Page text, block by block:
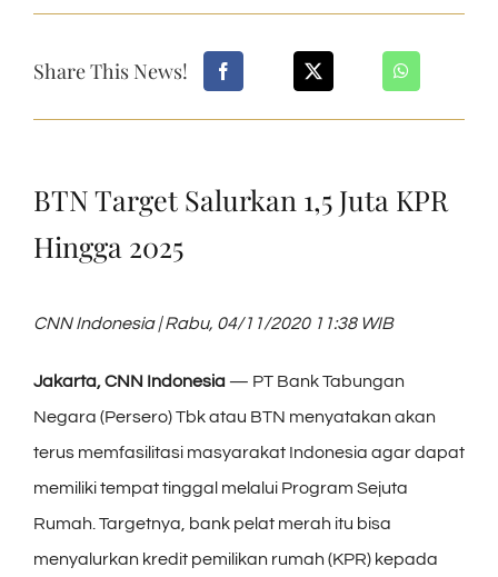
Share This News!
BTN Target Salurkan 1,5 Juta KPR
Hingga 2025
CNN Indonesia | Rabu, 04/11/2020 11:38 WIB
Jakarta, CNN Indonesia— PT Bank Tabungan
Negara (Persero) Tbk atau BTN menyatakan akan
terus memfasilitasi masyarakat Indonesia agar dapat
memiliki tempat tinggal melalui Program Sejuta
Rumah. Targetnya, bank pelat merah itu bisa
menyalurkan kredit pemilikan rumah (KPR) kepada